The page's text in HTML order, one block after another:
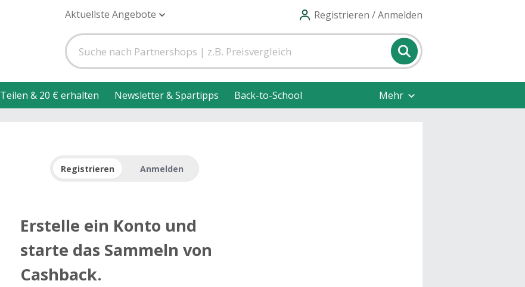
Aktuellste Angebote Registrieren / Anmelden
Teilen & 20 € erhalten Newsletter & Spartipps Back-to-School Mehr
Registrieren Anmelden
Erstelle ein Konto und
starte das Sammeln von
Cashback.